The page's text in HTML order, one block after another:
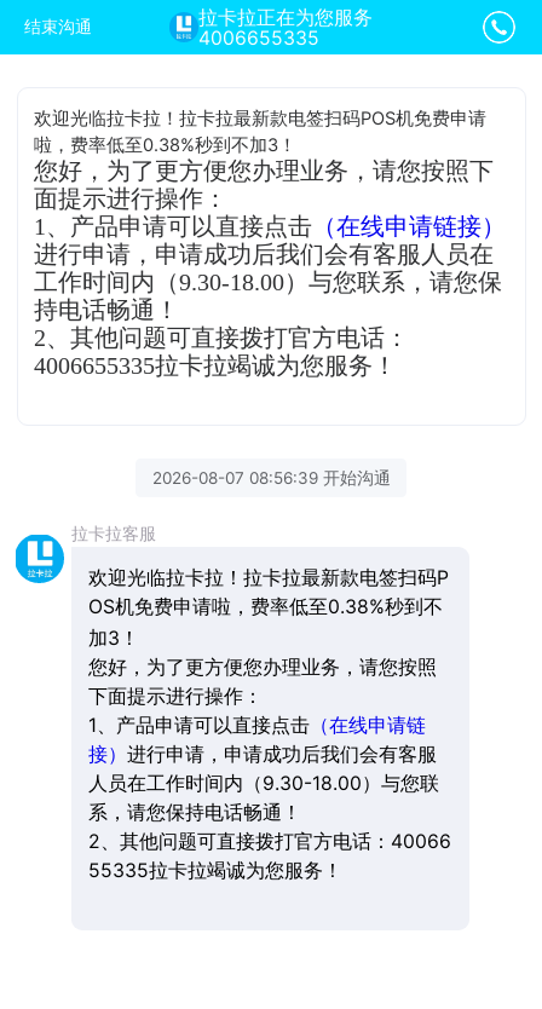
结束沟通
拉卡拉正在为您服务
4006655335
欢迎光临拉卡拉！拉卡拉最新款电签扫码POS机免费申请
啦，费率低至0.38%秒到不加3！
您好，为了更方便您办理业务，请您按照下
面提示进行操作：
1、产品申请可以直接点击 （在线申请链接）
进行申请，申请成功后我们会有客服人员在
工作时间内（9.30-18.00）与您联系，请您保
持电话畅通！
2、其他问题可直接拨打官方电话：
4006655335拉卡拉竭诚为您服务！
2026-08-07 08:56:39 开始沟通
拉卡拉客服
欢迎光临拉卡拉！拉卡拉最新款电签扫码P
OS机免费申请啦，费率低至0.38%秒到不
加3！
您好，为了更方便您办理业务，请您按照
下面提示进行操作：
1、产品申请可以直接点击（在线申请链
接） 进行申请，申请成功后我们会有客服
人员在工作时间内（9.30-18.00）与您联
系，请您保持电话畅通！
2、其他问题可直接拨打官方电话：40066
55335拉卡拉竭诚为您服务！